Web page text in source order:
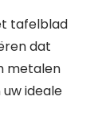
tafelblad
dat
metalen
ideale